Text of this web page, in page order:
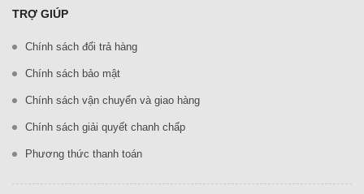
TRỢ GIÚP
Chính sách đổi trả hàng
Chính sách bảo mật
Chính sách vận chuyển và giao hàng
Chính sách giải quyết chanh chấp
Phương thức thanh toán